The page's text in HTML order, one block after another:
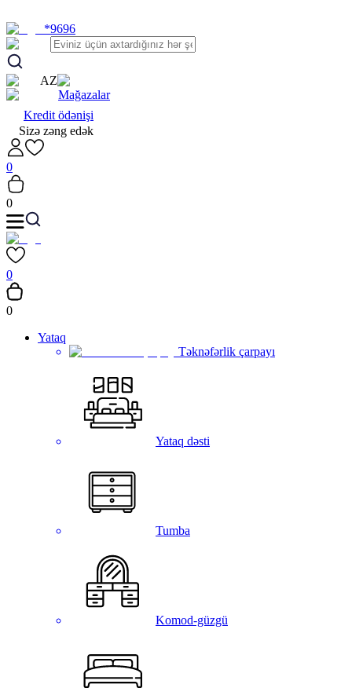
*9696
AZ
Mağazalar
Kredit ödənişi
Sizə zəng edək
0
0
0
0
Yataq
Təknəfərlik çarpayı
Yataq dəsti
Tumba
Komod-güzgü